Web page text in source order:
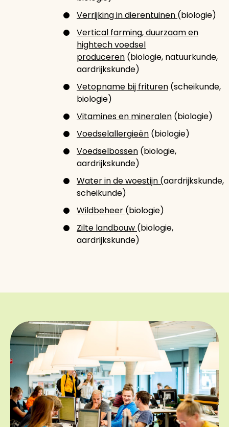
Verrijking in dierentuinen (biologie)
Vertical farming, duurzaam en
hightech voedsel
produceren (biologie, natuurkunde,
aardrijkskunde)
Vetopname bij frituren (scheikunde,
biologie)
Vitamines en mineralen (biologie)
Voedselallergieën (biologie)
Voedselbossen (biologie,
aardrijkskunde)
Water in de woestijn (aardrijkskunde,
scheikunde)
Wildbeheer (biologie)
Zilte landbouw (biologie,
aardrijkskunde)